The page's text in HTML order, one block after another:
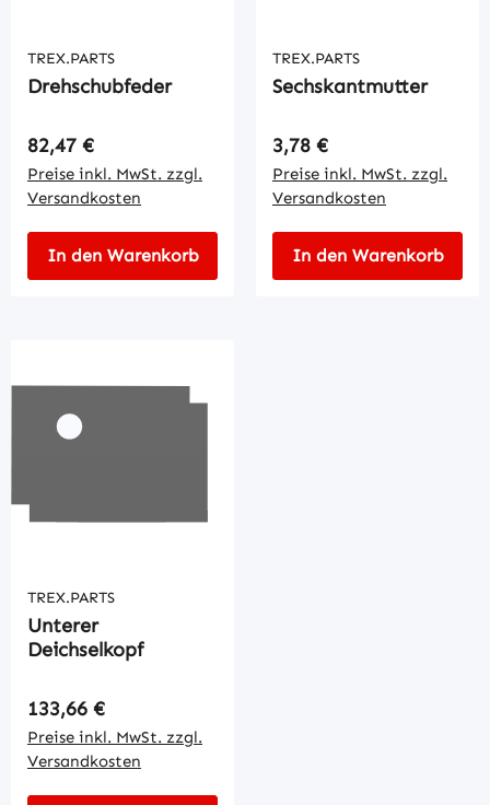
TREX.PARTS
Drehschubfeder
Regulärer Preis:
82,47 €
Preise inkl. MwSt. zzgl.
Versandkosten
In den Warenkorb
TREX.PARTS
Sechskantmutter
Regulärer Preis:
3,78 €
Preise inkl. MwSt. zzgl.
Versandkosten
In den Warenkorb
TREX.PARTS
Unterer
Deichselkopf
Regulärer Preis:
133,66 €
Preise inkl. MwSt. zzgl.
Versandkosten